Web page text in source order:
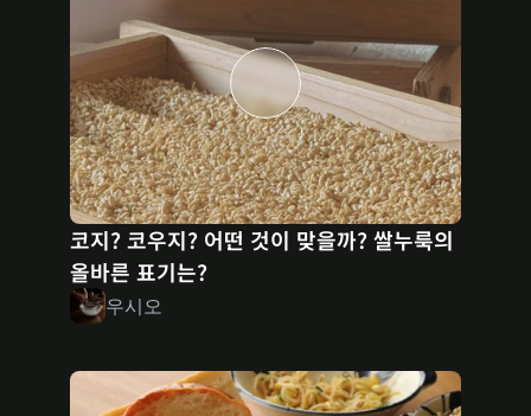
코지? 코우지? 어떤 것이 맞을까? 쌀누룩의
올바른 표기는?
우시오